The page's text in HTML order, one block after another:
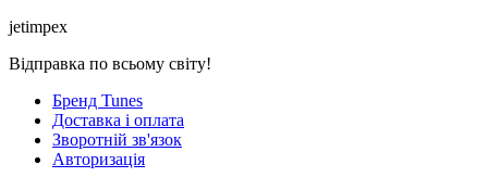
jetimpex
Відправка по всьому світу!
Бренд Tunes
Доставка і оплата
Зворотній зв'язок
Авторизація